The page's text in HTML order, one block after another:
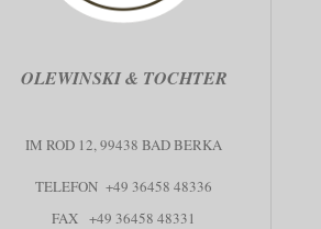
OLEWINSKI & TOCHTER
IM ROD 12, 99438 BAD BERKA
TELEFON +49 36458 48336
FAX +49 36458 48331